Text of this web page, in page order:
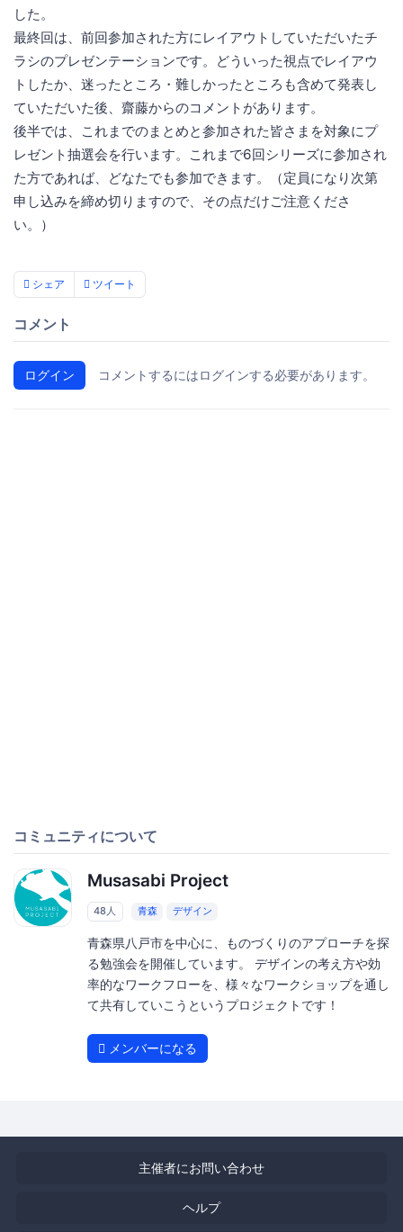
した。
最終回は、前回参加された方にレイアウトしていただいたチ
ラシのプレゼンテーションです。どういった視点でレイアウ
トしたか、迷ったところ・難しかったところも含めて発表し
ていただいた後、齋藤からのコメントがあります。
後半では、これまでのまとめと参加された皆さまを対象にプ
レゼント抽選会を行います。これまで6回シリーズに参加され
た方であれば、どなたでも参加できます。（定員になり次第
申し込みを締め切りますので、その点だけご注意くださ
い。）
シェア ツイート
コメント
ログイン コメントするにはログインする必要があります。
コミュニティについて
Musasabi Project
48人 青森 デザイン
青森県八戸市を中心に、ものづくりのアプローチを探
る勉強会を開催しています。 デザインの考え方や効
率的なワークフローを、様々なワークショップを通し
て共有していこうというプロジェクトです！
メンバーになる
主催者にお問い合わせ
ヘルプ